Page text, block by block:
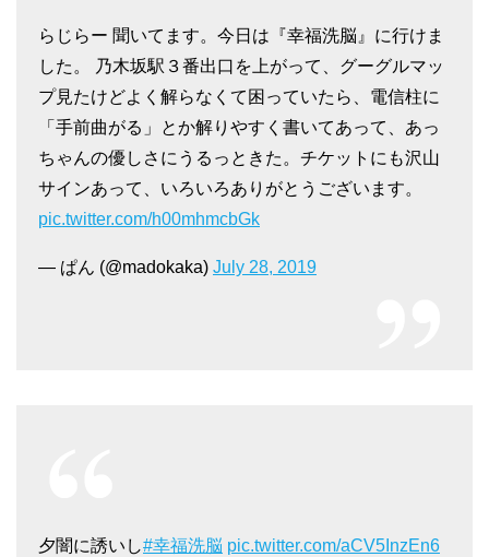
らじらー 聞いてます。今日は『幸福洗脳』に行けま
した。 乃木坂駅３番出口を上がって、グーグルマッ
プ見たけどよく解らなくて困っていたら、電信柱に
「手前曲がる」とか解りやすく書いてあって、あっ
ちゃんの優しさにうるっときた。チケットにも沢山
サインあって、いろいろありがとうございます。
pic.twitter.com/h00mhmcbGk
— ぱん (@madokaka) July 28, 2019
夕闇に誘いし#幸福洗脳 pic.twitter.com/aCV5InzEn6